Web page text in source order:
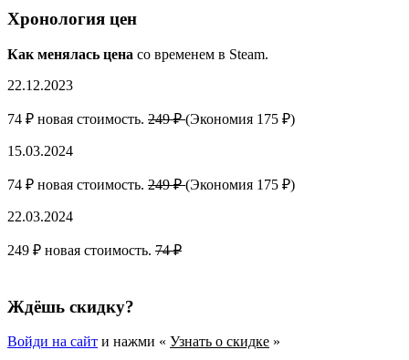
Хронология цен
Как менялась цена со временем в Steam.
22.12.2023
74 ₽ новая стоимость. 249 ₽(Экономия 175 ₽)
15.03.2024
74 ₽ новая стоимость. 249 ₽(Экономия 175 ₽)
22.03.2024
249 ₽ новая стоимость. 74 ₽
Ждёшь скидку?
Войди на сайт и нажми « Узнать о скидке »